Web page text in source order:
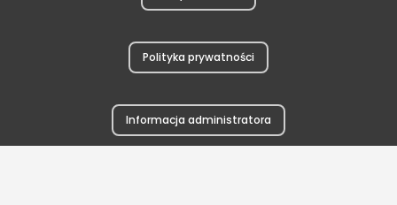
Polityka prywatności
Informacja administratora